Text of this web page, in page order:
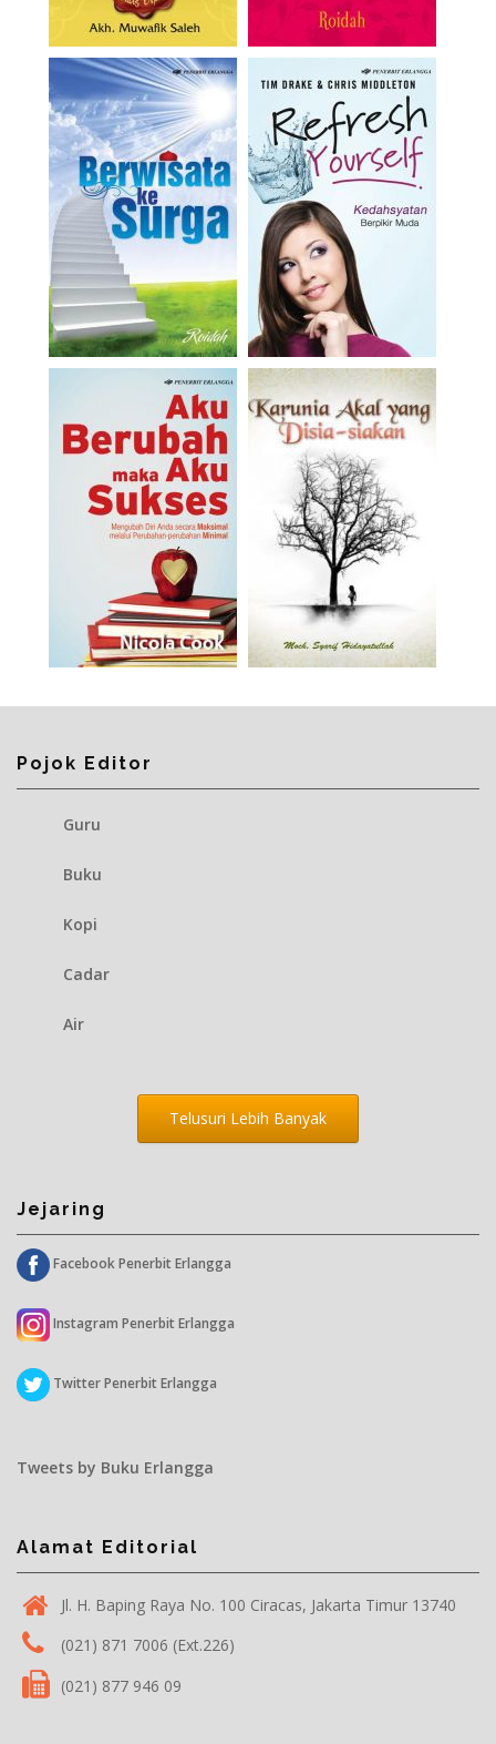
Pojok Editor
Guru
Buku
Kopi
Cadar
Air
Telusuri Lebih Banyak
Jejaring
Facebook Penerbit Erlangga
Instagram Penerbit Erlangga
Twitter Penerbit Erlangga
Tweets by Buku Erlangga
Alamat Editorial
Jl. H. Baping Raya No. 100 Ciracas, Jakarta Timur 13740
(021) 871 7006 (Ext.226)
(021) 877 946 09